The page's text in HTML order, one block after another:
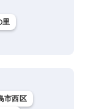
里
市西区